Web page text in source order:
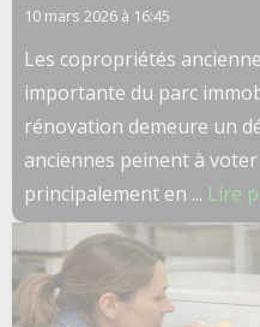
10 mars 2026 à 16:45
Les copropriétés
importante du parc
rénovation demeure un
anciennes peinent à
principalement en ... Lire